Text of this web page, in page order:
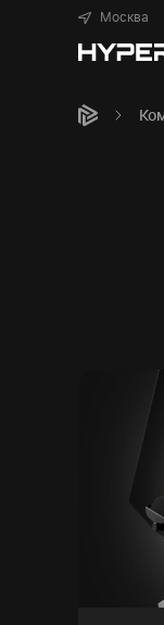
Москва